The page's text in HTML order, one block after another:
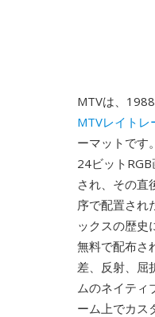
MTVは、
MTVレイトレ
ーマットです
24ビット
され、その直
序で配置され
ックスの歴
無料で配布さ
差、反射、屈
ムのネイティ
ーム上でカス